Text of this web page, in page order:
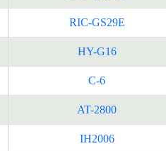
RIC-GS29E
HY-G16
C-6
AT-2800
IH2006